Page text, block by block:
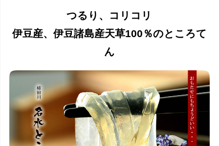
つるり、コリコリ
伊豆産、伊豆諸島産天草100％のところて
ん